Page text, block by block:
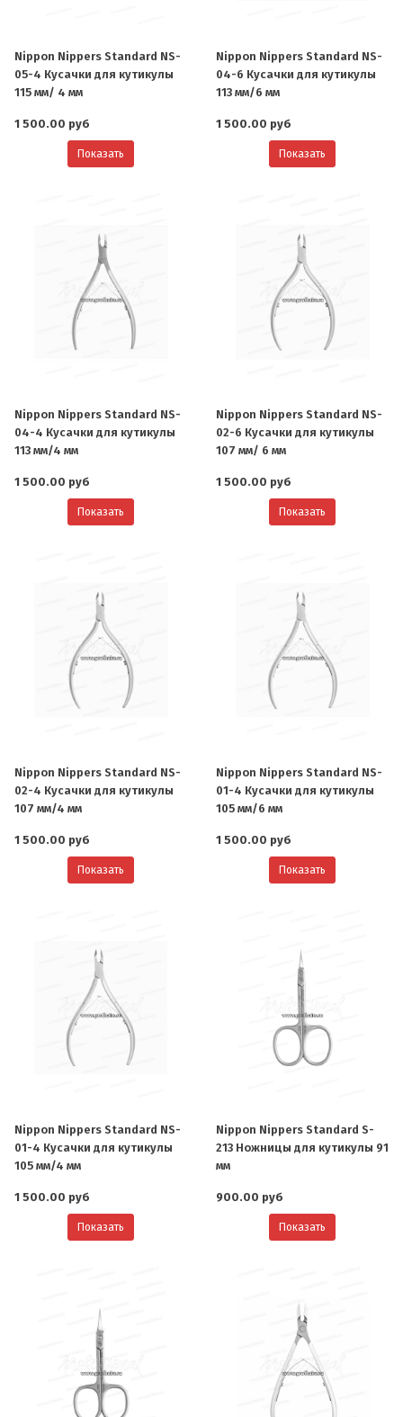
Nippon Nippers Standard NS-
05-4 Кусачки для кутикулы
115 мм/ 4 мм
1 500.00 руб
Показать
Nippon Nippers Standard NS-
04-6 Кусачки для кутикулы
113 мм/6 мм
1 500.00 руб
Показать
Nippon Nippers Standard NS-
04-4 Кусачки для кутикулы
113 мм/4 мм
1 500.00 руб
Показать
Nippon Nippers Standard NS-
02-6 Кусачки для кутикулы
107 мм/ 6 мм
1 500.00 руб
Показать
Nippon Nippers Standard NS-
02-4 Кусачки для кутикулы
107 мм/4 мм
1 500.00 руб
Показать
Nippon Nippers Standard NS-
01-4 Кусачки для кутикулы
105 мм/6 мм
1 500.00 руб
Показать
Nippon Nippers Standard NS-
01-4 Кусачки для кутикулы
105 мм/4 мм
1 500.00 руб
Показать
Nippon Nippers Standard S-
213 Ножницы для кутикулы 91
мм
900.00 руб
Показать